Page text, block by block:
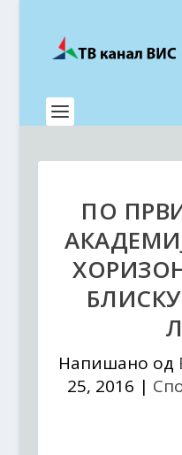
ПО
Напишано од
25, 2016 |